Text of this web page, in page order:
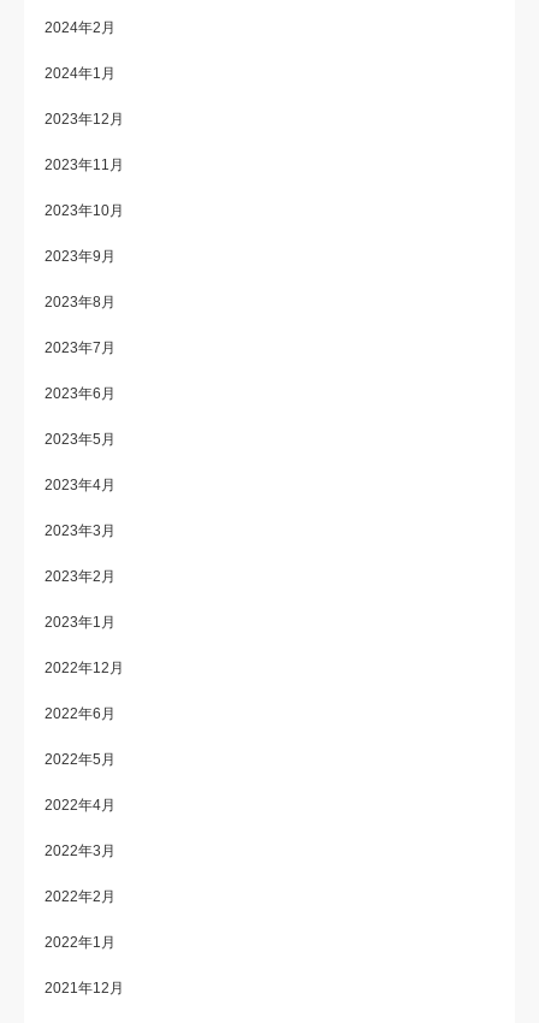
2024年2月
2024年1月
2023年12月
2023年11月
2023年10月
2023年9月
2023年8月
2023年7月
2023年6月
2023年5月
2023年4月
2023年3月
2023年2月
2023年1月
2022年12月
2022年6月
2022年5月
2022年4月
2022年3月
2022年2月
2022年1月
2021年12月